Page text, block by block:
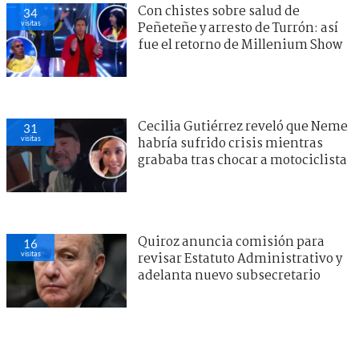
34
visitas
Con chistes sobre salud de
Peñeteñe y arresto de Turrón: así
fue el retorno de Millenium Show
31
visitas
Cecilia Gutiérrez reveló que Neme
habría sufrido crisis mientras
grababa tras chocar a motociclista
16
visitas
Quiroz anuncia comisión para
revisar Estatuto Administrativo y
adelanta nuevo subsecretario